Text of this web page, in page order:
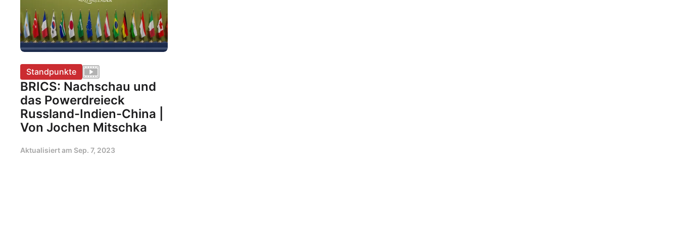
Standpunkte
BRICS: Nachschau und
das Powerdreieck
Russland-Indien-China |
Von Jochen Mitschka
Aktualisiert am Sep. 7, 2023